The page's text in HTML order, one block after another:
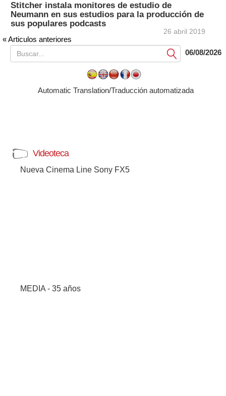
Stitcher instala monitores de estudio de
Neumann en sus estudios para la producción de
sus populares podcasts
26 abril 2019
« Articulos anteriores
Submit06/08/2026
Automatic Translation/Traducción automatizada
Videoteca
Nueva Cinema Line Sony FX5
MEDIA - 35 años